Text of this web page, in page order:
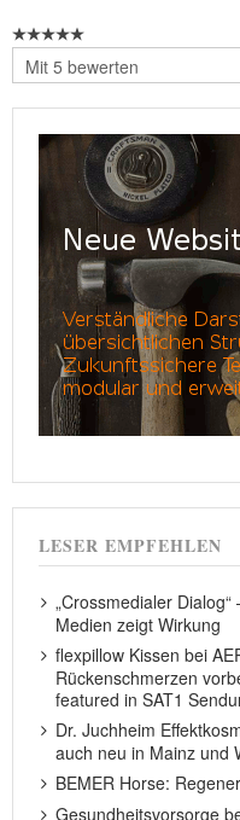
Bitte
bewerten
LESER EMPFEHLEN
„Crossmedialer
Medien zeigt Wirkung
flexpillow Kissen bei
Rückenschmerzen
featured in SAT1
Dr. Juchheim
auch neu in Mainz und
BEMER Horse:
Gesundheitsvorsorge